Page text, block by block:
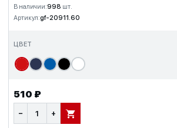
В наличии:998 шт.
Артикул:gf-20911.60
ЦВЕТ
510 ₽
− + В КОРЗИНУ